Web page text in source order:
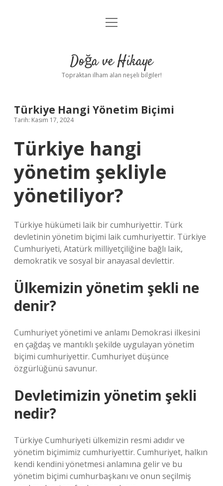
Anasayfa
Yasal Uyarı
menüyü
Doğa ve Hikaye
Topraktan ilham alan neşeli bilgiler!
Türkiye Hangi Yönetim Biçimi
Tarih: Kasım 17, 2024
Türkiye hangi
yönetim şekliyle
yönetiliyor?
Türkiye hükümeti laik bir cumhuriyettir. Türk
devletinin yönetim biçimi laik cumhuriyettir. Türkiye
Cumhuriyeti, Atatürk milliyetçiliğine bağlı laik,
demokratik ve sosyal bir anayasal devlettir.
Ülkemizin yönetim şekli ne
denir?
Cumhuriyet yönetimi ve anlamı Demokrasi ilkesini
en çağdaş ve mantıklı şekilde uygulayan yönetim
biçimi cumhuriyettir. Cumhuriyet düşünce
özgürlüğünü savunur.
Devletimizin yönetim şekli
nedir?
Türkiye Cumhuriyeti ülkemizin resmi adıdır ve
yönetim biçimimiz cumhuriyettir. Cumhuriyet, halkın
kendi kendini yönetmesi anlamına gelir ve bu
yönetim biçimi cumhurbaşkanı ve onun seçilmiş